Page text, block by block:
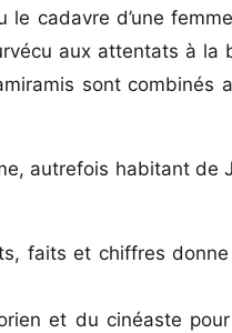
cadavre d’une
aux attentats à la
sont
autrefois habitant
faits et chiffres
et du cinéaste